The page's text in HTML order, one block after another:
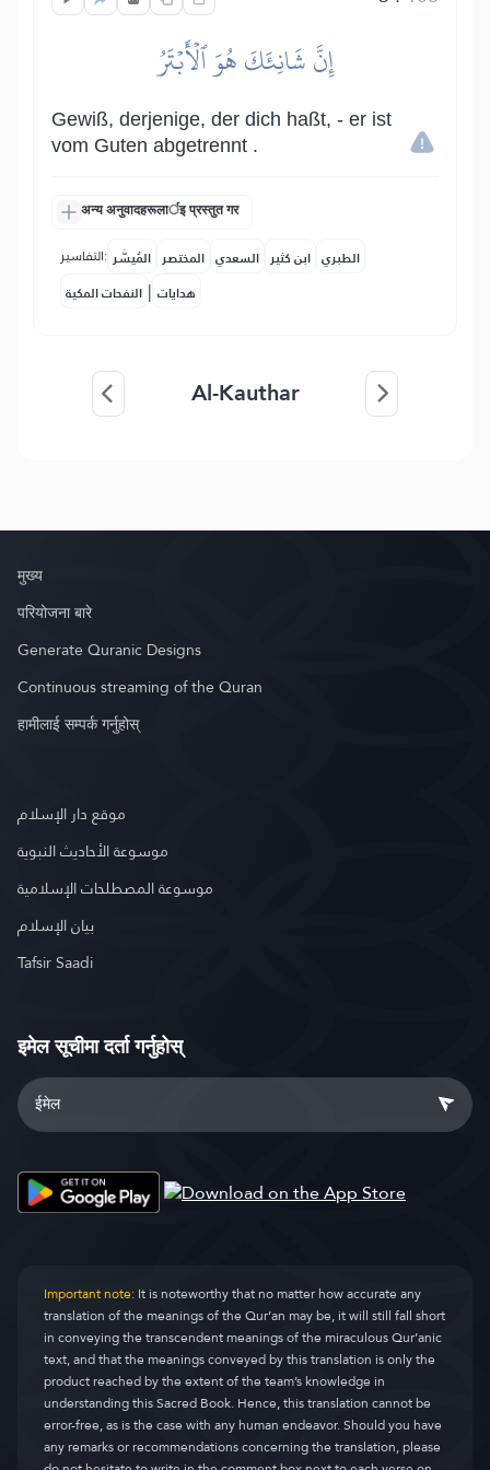
إِنَّ شَانِئَكَ هُوَ ٱلۡأَبۡتَرُ
Gewiß, derjenige, der dich haßt, - er ist
vom Guten abgetrennt .
अन्य अनुवादहरूलार्इ प्रस्तुत गर
التفاسير: المُيسَّر المختصر السعدي ابن كثير الطبري
النفحات المكية | هدايات
Al-Kauthar
मुख्य
परियोजना बारे
Generate Quranic Designs
Continuous streaming of the Quran
हामीलाई सम्पर्क गर्नुहोस्
موقع دار الإسلام
موسوعة الأحاديث النبوية
موسوعة المصطلحات الإسلامية
بيان الإسلام
Tafsir Saadi
इमेल सूचीमा दर्ता गर्नुहोस्
Important note:It is noteworthy that no matter how accurate any
translation of the meanings of the Qur’an may be, it will still fall short
in conveying the transcendent meanings of the miraculous Qur’anic
text, and that the meanings conveyed by this translation is only the
product reached by the extent of the team’s knowledge in
understanding this Sacred Book. Hence, this translation cannot be
error-free, as is the case with any human endeavor. Should you have
any remarks or recommendations concerning the translation, please